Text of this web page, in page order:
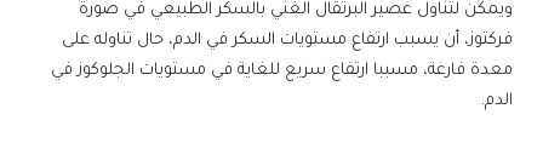
ويمكن لتناول عصير البرتقال الغني بالسكر الطبيعي في صورة
فركتوز، أن يسبب ارتفاع مستويات السكر في الدم، حال تناوله على
معدة فارغة، مسببا ارتفاع سريع للغاية في مستويات الجلوكوز في
الدم.